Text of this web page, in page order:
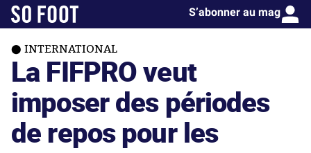
S’abonner au mag
INTERNATIONAL
La FIFPRO veut
imposer des périodes
de repos pour les